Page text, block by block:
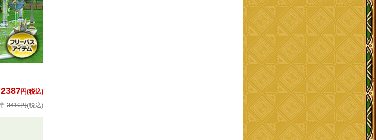
2387円(税込)
3410円(税込)